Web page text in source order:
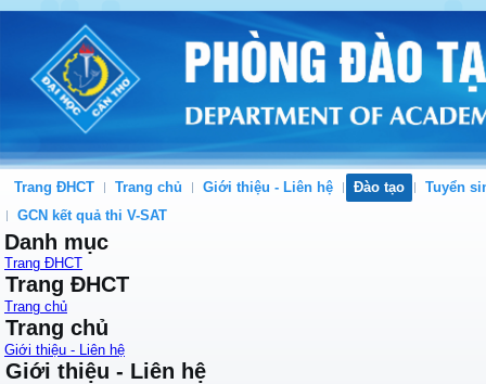
Trang ĐHCT Trang chủ Giới thiệu - Liên hệ Đào tạo
Tuyển
GCN kết quả thi V-SAT
Danh mục
Trang ĐHCT
Trang ĐHCT
Trang chủ
Trang chủ
Giới thiệu - Liên hệ
Giới thiệu - Liên hệ